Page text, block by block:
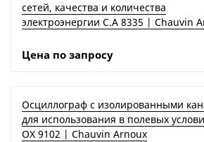
сетей, качества и количества
электроэнергии C.A 8335 | Chauvin
Цена по запросу
Осциллограф с изолированными
для использования в полевых
OX 9102 | Chauvin Arnoux